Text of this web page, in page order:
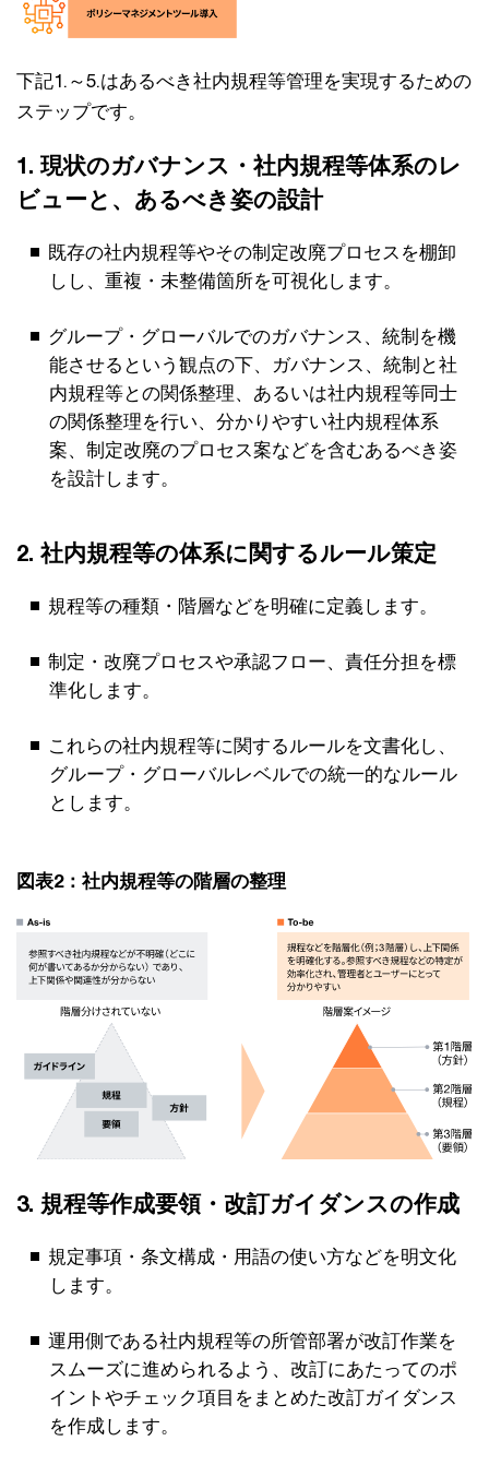
下記1.～5.はあるべき社内規程等管理を実現するための
ステップです。
1. 現状のガバナンス・社内規程等体系のレ
ビューと、あるべき姿の設計
既存の社内規程等やその制定改廃プロセスを棚卸
しし、重複・未整備箇所を可視化します。
グループ・グローバルでのガバナンス、統制を機
能させるという観点の下、ガバナンス、統制と社
内規程等との関係整理、あるいは社内規程等同士
の関係整理を行い、分かりやすい社内規程体系
案、制定改廃のプロセス案などを含むあるべき姿
を設計します。
2. 社内規程等の体系に関するルール策定
規程等の種類・階層などを明確に定義します。
制定・改廃プロセスや承認フロー、責任分担を標
準化します。
これらの社内規程等に関するルールを文書化し、
グループ・グローバルレベルでの統一的なルール
とします。
図表2：社内規程等の階層の整理
3. 規程等作成要領・改訂ガイダンスの作成
規定事項・条文構成・用語の使い方などを明文化
します。
運用側である社内規程等の所管部署が改訂作業を
スムーズに進められるよう、改訂にあたってのポ
イントやチェック項目をまとめた改訂ガイダンス
を作成します。